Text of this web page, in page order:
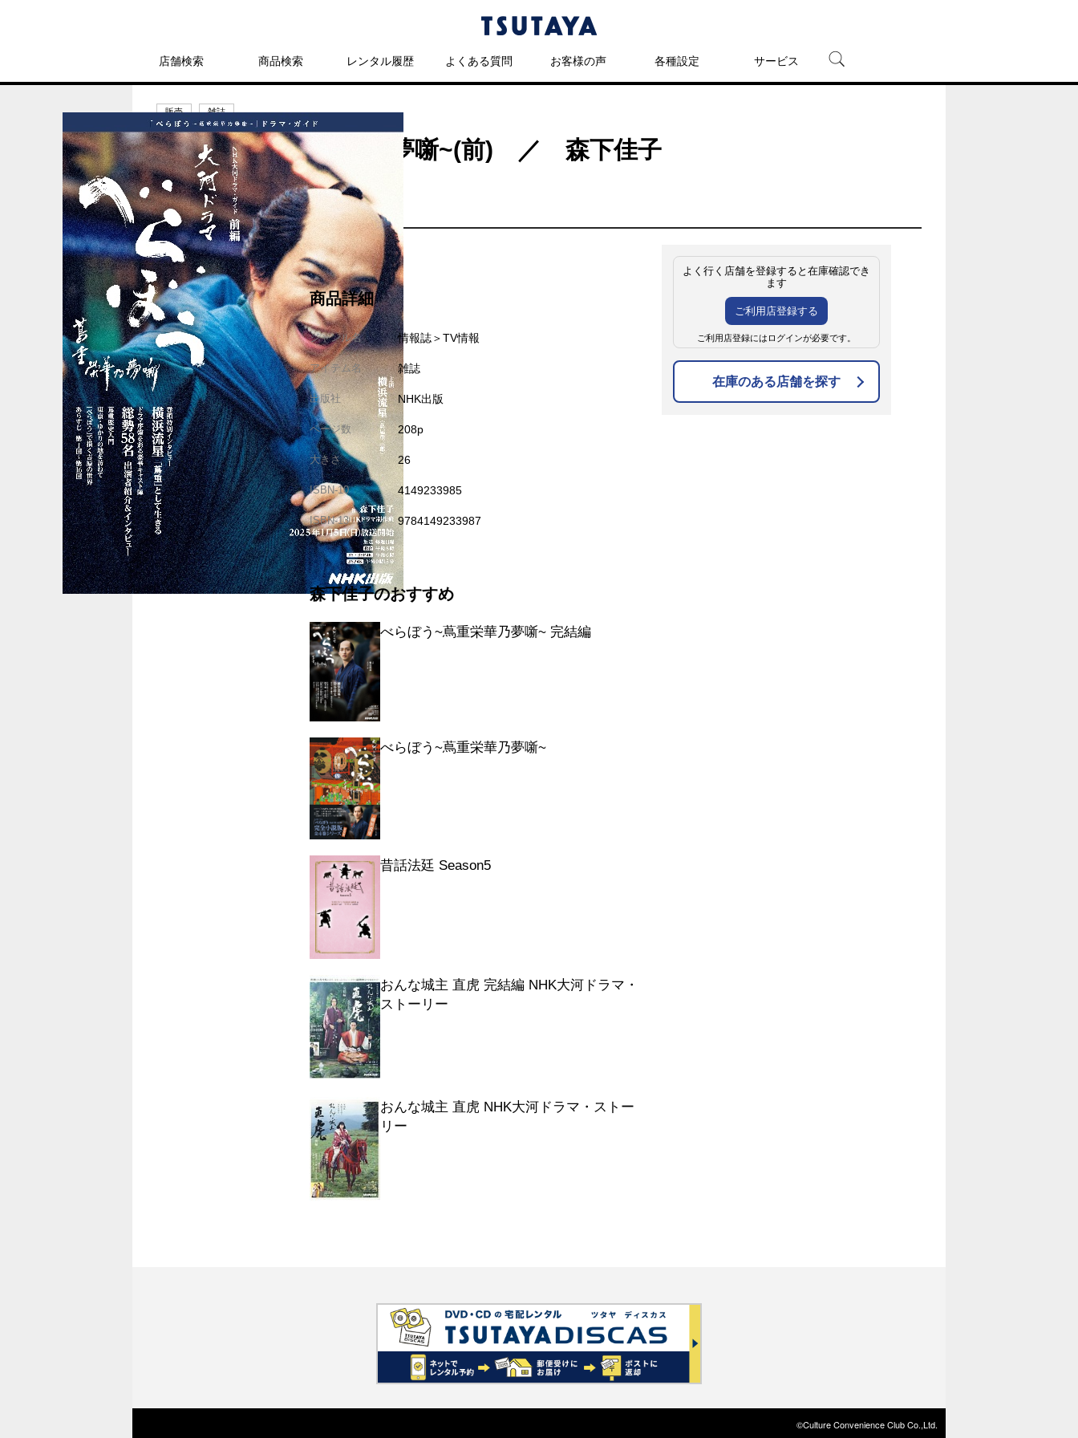
店舗検索 商品検索 レンタル履歴 よくある質問 お客様の声 各種設定 サービス
販売 雑誌
べらぼう~蔦重栄華乃夢噺~(前) ／ 森下佳子
1,430円
発売日：2024年12月19日
商品詳細
ジャンル名 情報誌＞TV情報
アイテム名 雑誌
出版社 NHK出版
ページ数 208p
大きさ 26
ISBN-10 4149233985
ISBN-13 9784149233987
森下佳子のおすすめ
べらぼう~蔦重栄華乃夢噺~ 完結編
べらぼう~蔦重栄華乃夢噺~
昔話法廷 Season5
おんな城主 直虎 完結編 NHK大河ドラマ・
ストーリー
おんな城主 直虎 NHK大河ドラマ・ストー
リー
よく行く店舗を登録すると在庫確認でき
ます
ご利用店登録する
ご利用店登録にはログインが必要です。
在庫のある店舗を探す
©Culture Convenience Club Co.,Ltd.